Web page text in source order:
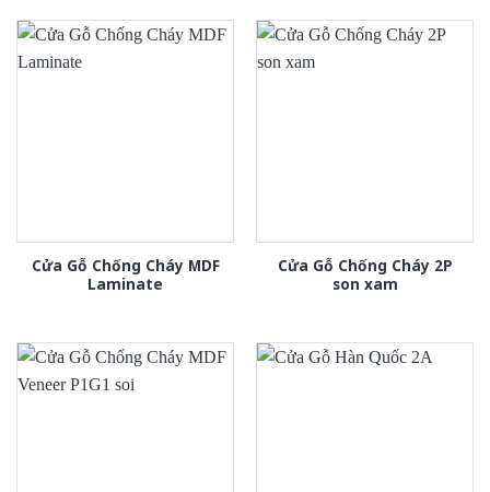
Cửa Gỗ Chống Cháy MDF
Laminate
Cửa Gỗ Chống Cháy 2P
son xam